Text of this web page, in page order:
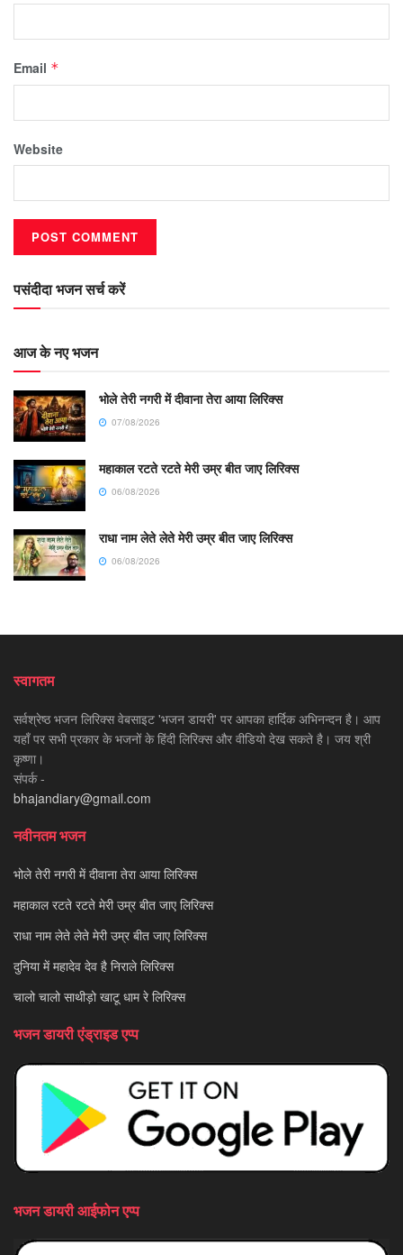
Email *
Website
पसंदीदा भजन सर्च करें
आज के नए भजन
भोले तेरी नगरी में दीवाना तेरा आया लिरिक्स
07/08/2026
महाकाल रटते रटते मेरी उम्र बीत जाए लिरिक्स
06/08/2026
राधा नाम लेते लेते मेरी उम्र बीत जाए लिरिक्स
06/08/2026
स्वागतम
सर्वश्रेष्ठ भजन लिरिक्स वेबसाइट 'भजन डायरी' पर आपका हार्दिक अभिनन्दन है। आप
यहाँ पर सभी प्रकार के भजनों के हिंदी लिरिक्स और वीडियो देख सकते है। जय श्री
कृष्णा।
संपर्क -
bhajandiary@gmail.com
नवीनतम भजन
भोले तेरी नगरी में दीवाना तेरा आया लिरिक्स
महाकाल रटते रटते मेरी उम्र बीत जाए लिरिक्स
राधा नाम लेते लेते मेरी उम्र बीत जाए लिरिक्स
दुनिया में महादेव देव है निराले लिरिक्स
चालो चालो साथीड़ो खाटू धाम रे लिरिक्स
भजन डायरी एंड्राइड एप्प
भजन डायरी आईफोन एप्प